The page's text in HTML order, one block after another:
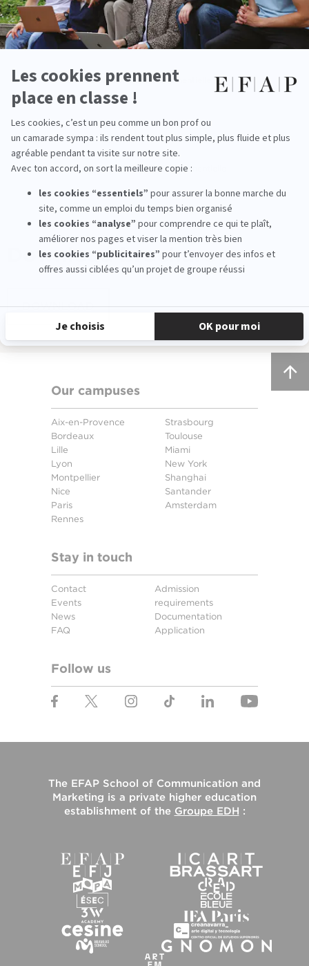
Les programmes
Master communication événementielle
Ecole attachée presse
Formation communication evenementielle
Downloadbrochure
DOWNLOAD
Our campuses
Aix-en-Provence
Bordeaux
Lille
Lyon
Montpellier
Nice
Paris
Rennes
Strasbourg
Toulouse
Miami
New York
Shanghai
Santander
Amsterdam
Stay in touch
Contact
Events
News
FAQ
Admission
requirements
Documentation
Application
Follow us
The EFAP School of Communication and
Marketing is a private higher education
establishment of the Groupe EDH :